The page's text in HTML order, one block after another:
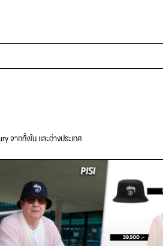
จากทั้งใน และต่างประเทศ